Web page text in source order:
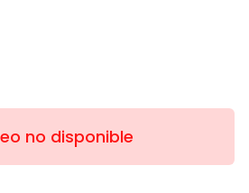
no disponible